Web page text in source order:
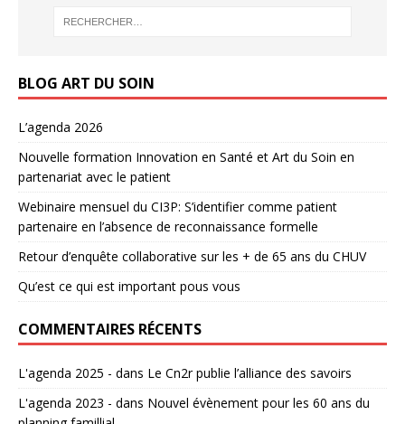
BLOG ART DU SOIN
L’agenda 2026
Nouvelle formation Innovation en Santé et Art du Soin en
partenariat avec le patient
Webinaire mensuel du CI3P: S’identifier comme patient
partenaire en l’absence de reconnaissance formelle
Retour d’enquête collaborative sur les + de 65 ans du CHUV
Qu’est ce qui est important pous vous
COMMENTAIRES RÉCENTS
L'agenda 2025 - dans Le Cn2r publie l’alliance des savoirs
L'agenda 2023 - dans Nouvel évènement pour les 60 ans du